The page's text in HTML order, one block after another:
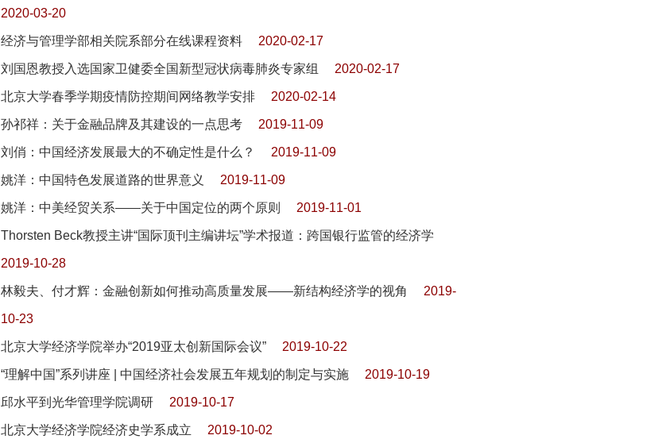
2020-03-20
经济与管理学部相关院系部分在线课程资料 2020-02-17
刘国恩教授入选国家卫健委全国新型冠状病毒肺炎专家组 2020-02-17
北京大学春季学期疫情防控期间网络教学安排 2020-02-14
孙祁祥：关于金融品牌及其建设的一点思考 2019-11-09
刘俏：中国经济发展最大的不确定性是什么？ 2019-11-09
姚洋：中国特色发展道路的世界意义 2019-11-09
姚洋：中美经贸关系——关于中国定位的两个原则 2019-11-01
Thorsten Beck教授主讲“国际顶刊主编讲坛”学术报道：跨国银行监管的经济学
2019-10-28
林毅夫、付才辉：金融创新如何推动高质量发展——新结构经济学的视角 2019-
10-23
北京大学经济学院举办“2019亚太创新国际会议” 2019-10-22
“理解中国”系列讲座 | 中国经济社会发展五年规划的制定与实施 2019-10-19
邱水平到光华管理学院调研 2019-10-17
北京大学经济学院经济史学系成立 2019-10-02